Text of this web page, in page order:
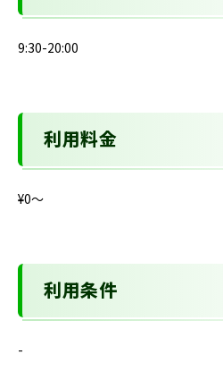
9:30-20:00
利用料金
¥0〜
利用条件
-